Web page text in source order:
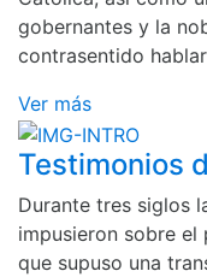
gobernantes y la
contrasentido
Ver más
Testimonios
Durante tres siglos
impusieron sobre el
que supuso una